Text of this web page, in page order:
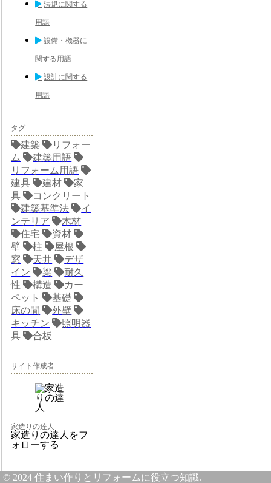
法規に関する
用語
設備・機器に
関する用語
設計に関する
用語
タグ
建築
リフォー
ム
建築用語
リフォーム用語
建具
建材
家
具
コンクリート
建築基準法
イ
ンテリア
木材
住宅
資材
壁
柱
屋根
窓
天井
デザ
イン
梁
耐久
性
構造
カー
ペット
基礎
床の間
外壁
キッチン
照明器
具
合板
サイト作成者
家造りの達人
家造りの達人をフ
ォローする
© 2024 住まい作りとリフォームに役立つ知識.